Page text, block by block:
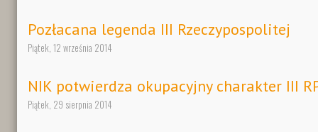
Pozłacana legenda III Rzeczypospolitej
Piątek, 12 września 2014
NIK potwierdza okupacyjny charakter III
Piątek, 29 sierpnia 2014